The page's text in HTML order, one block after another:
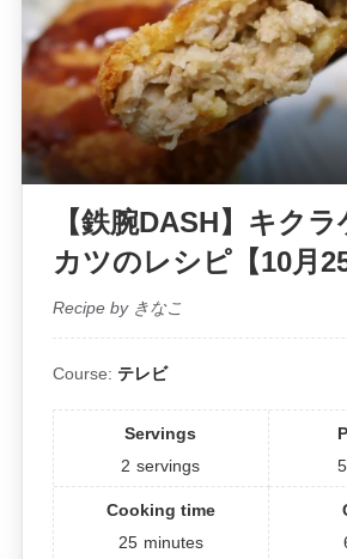
【鉄腕DASH】キク
カツのレシピ【10月25
Recipe by きなこ
Course: テレビ
Servings
2 servings
5
Cooking time
25 minutes